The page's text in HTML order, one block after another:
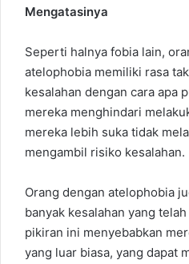
Mengatasinya
Seperti halnya fobia lain,
atelophobia memiliki rasa
kesalahan dengan cara apa
mereka menghindari
mereka lebih suka tidak
mengambil risiko kesalahan.
Orang dengan atelophobia
banyak kesalahan yang
pikiran ini menyebabkan
yang luar biasa, yang dapat